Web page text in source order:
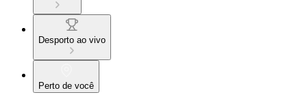
Desporto ao vivo
Perto de você